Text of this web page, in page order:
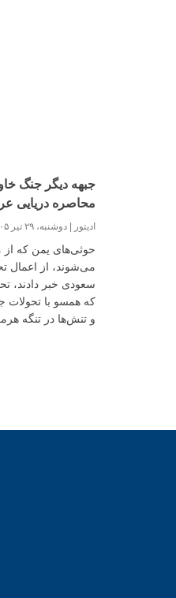
جبهه دیگر جنگ
محاصره دریایی
ادیتور دوشنبه، ۲۹ تیر ۱۴۰۵
حوثی‌های یمن که
می‌شوند، از اعمال
سعودی خبر دادند،
که همسو با تحولات
و تنش‌ها در تنگه